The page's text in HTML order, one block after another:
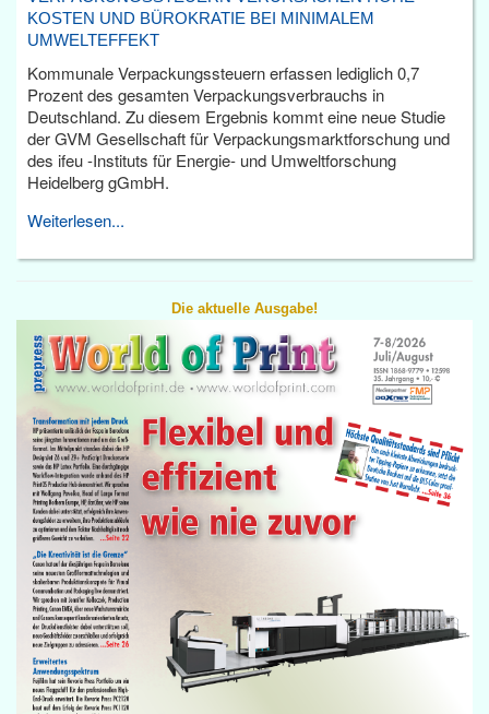
KOSTEN UND BÜROKRATIE BEI MINIMALEM
UMWELTEFFEKT
Kommunale Verpackungssteuern erfassen lediglich 0,7
Prozent des gesamten Verpackungsverbrauchs in
Deutschland. Zu diesem Ergebnis kommt eine neue Studie
der GVM Gesellschaft für Verpackungsmarktforschung und
des ifeu -Instituts für Energie- und Umweltforschung
Heidelberg gGmbH.
Weiterlesen...
Die aktuelle Ausgabe!